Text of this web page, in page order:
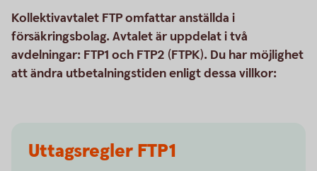
Kollektivavtalet FTP omfattar anställda i
försäkringsbolag. Avtalet är uppdelat i två
avdelningar: FTP1 och FTP2 (FTPK). Du har möjlighet
att ändra utbetalningstiden enligt dessa villkor:
Uttagsregler FTP1